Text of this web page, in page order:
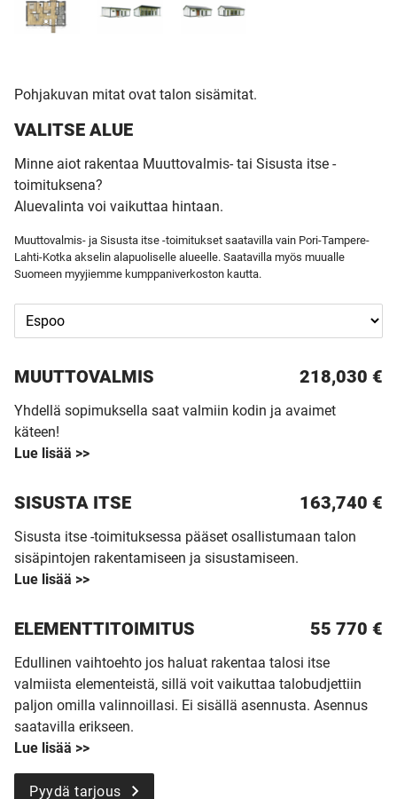
Pohjakuvan mitat ovat talon sisämitat.
VALITSE ALUE
Minne aiot rakentaa Muuttovalmis- tai Sisusta itse -
toimituksena?
Aluevalinta voi vaikuttaa hintaan.
Muuttovalmis- ja Sisusta itse -toimitukset saatavilla vain Pori-Tampere-
Lahti-Kotka akselin alapuoliselle alueelle. Saatavilla myös muualle
Suomeen myyjiemme kumppaniverkoston kautta.
MUUTTO­VALMIS 218,030 €
Yhdellä sopimuksella saat valmiin kodin ja avaimet
käteen!
Lue lisää >>
SISUSTA ITSE 163,740 €
Sisusta itse -toimituksessa pääset osallistumaan talon
sisäpintojen rakentamiseen ja sisustamiseen.
Lue lisää >>
ELEMENTTITOIMITUS 55 770 €
Edullinen vaihtoehto jos haluat rakentaa talosi itse
valmiista elementeistä, sillä voit vaikuttaa talobudjettiin
paljon omilla valinnoillasi. Ei sisällä asennusta. Asennus
saatavilla erikseen.
Lue lisää >>
Pyydä tarjous